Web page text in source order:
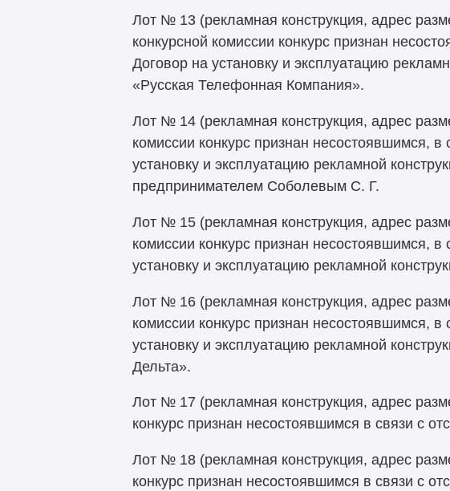
Лот № 13 (рекламная конструкция, адрес
конкурсной комиссии конкурс признан
Договор на установку и эксплуатацию
«Русская Телефонная Компания».
Лот № 14 (рекламная конструкция, адрес
комиссии конкурс признан несостоявшимся,
установку и эксплуатацию рекламной
предпринимателем Соболевым С. Г.
Лот № 15 (рекламная конструкция, адрес
комиссии конкурс признан несостоявшимся,
установку и эксплуатацию рекламной
Лот № 16 (рекламная конструкция, адрес
комиссии конкурс признан несостоявшимся,
установку и эксплуатацию рекламной
Дельта».
Лот № 17 (рекламная конструкция, адрес
конкурс признан несостоявшимся в связи с
Лот № 18 (рекламная конструкция, адрес
конкурс признан несостоявшимся в связи с